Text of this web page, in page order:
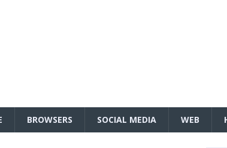
BROWSERS SOCIAL MEDIA WEB